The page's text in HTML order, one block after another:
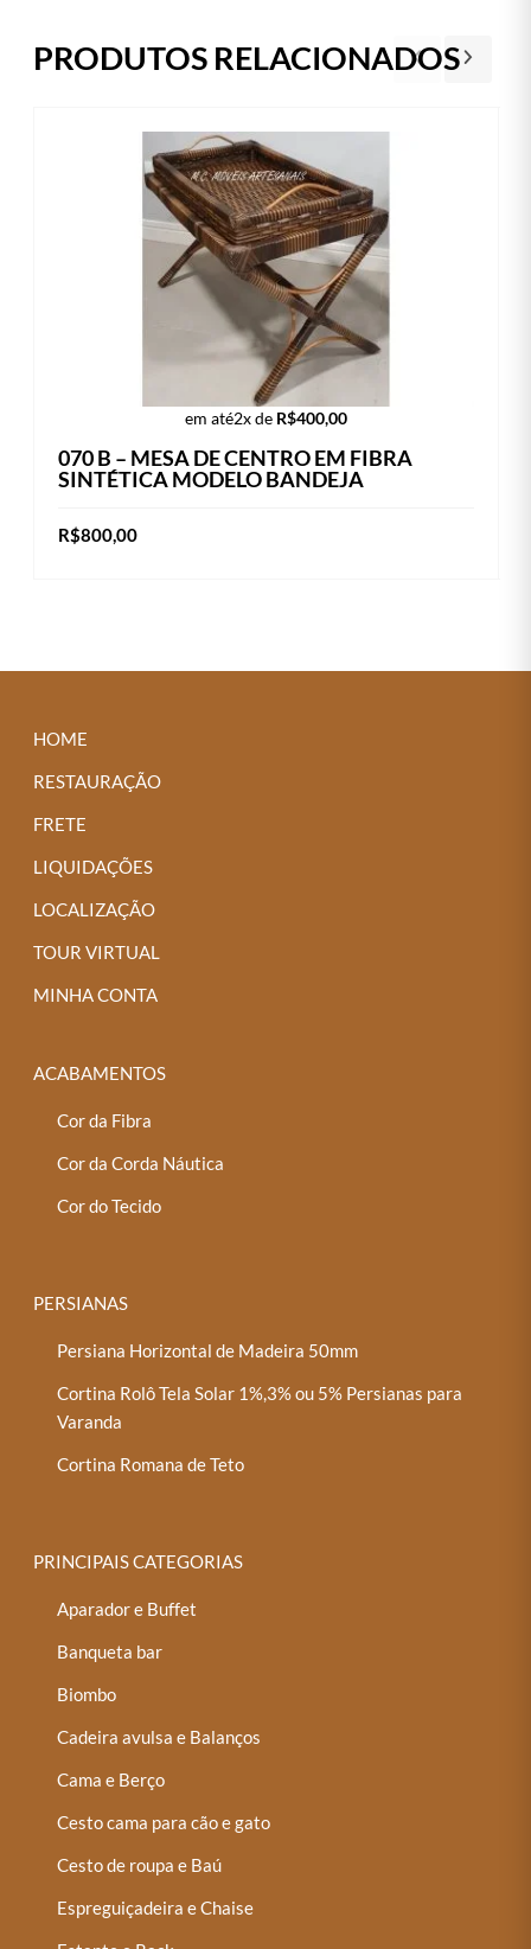
PRODUTOS RELACIONADOS
em até2x de R$400,00
070 B – MESA DE CENTRO EM FIBRA
SINTÉTICA MODELO BANDEJA
R$800,00
várias
HOME
RESTAURAÇÃO
FRETE
LIQUIDAÇÕES
LOCALIZAÇÃO
TOUR VIRTUAL
MINHA CONTA
ACABAMENTOS
Cor da Fibra
Cor da Corda Náutica
Cor do Tecido
PERSIANAS
Persiana Horizontal de Madeira 50mm
Cortina Rolô Tela Solar 1%,3% ou 5% Persianas para
Varanda
Cortina Romana de Teto
PRINCIPAIS CATEGORIAS
Aparador e Buffet
Banqueta bar
Biombo
Cadeira avulsa e Balanços
Cama e Berço
Cesto cama para cão e gato
Cesto de roupa e Baú
Espreguiçadeira e Chaise